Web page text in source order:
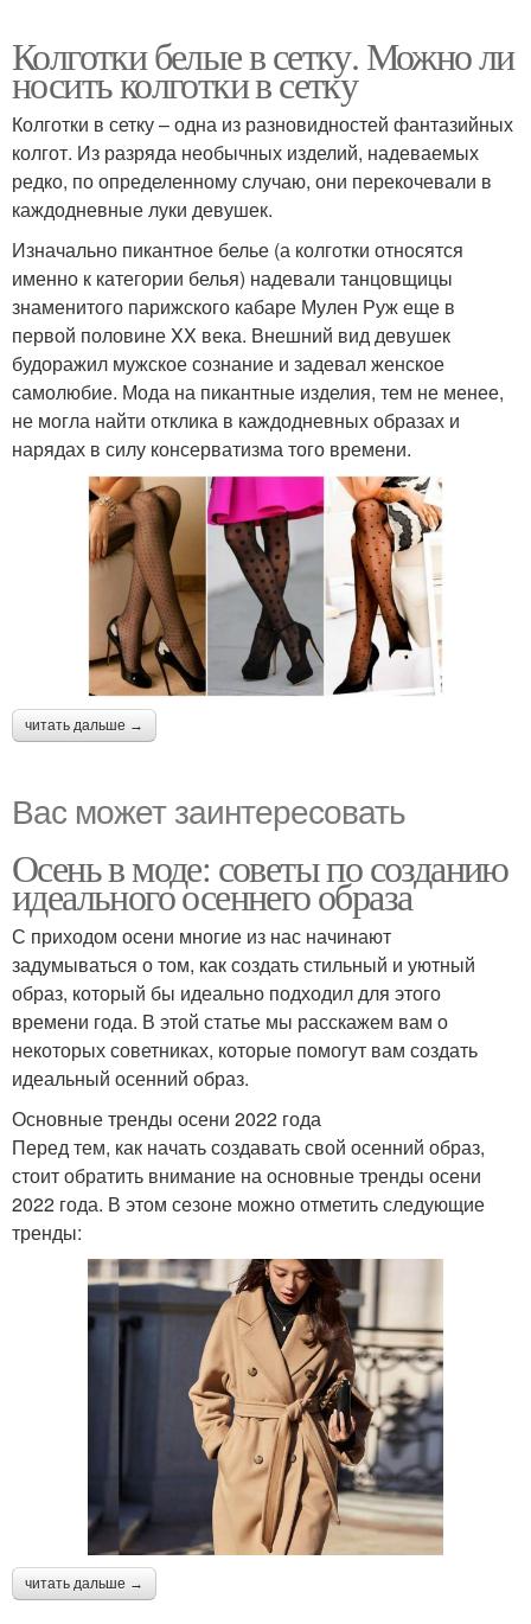
Колготки белые в сетку. Можно ли
носить колготки в сетку
Колготки в сетку – одна из разновидностей фантазийных
колгот. Из разряда необычных изделий, надеваемых
редко, по определенному случаю, они перекочевали в
каждодневные луки девушек.
Изначально пикантное белье (а колготки относятся
именно к категории белья) надевали танцовщицы
знаменитого парижского кабаре Мулен Руж еще в
первой половине XX века. Внешний вид девушек
будоражил мужское сознание и задевал женское
самолюбие. Мода на пикантные изделия, тем не менее,
не могла найти отклика в каждодневных образах и
нарядах в силу консерватизма того времени.
читать дальше →
Вас может заинтересовать
Осень в моде: советы по созданию
идеального осеннего образа
С приходом осени многие из нас начинают
задумываться о том, как создать стильный и уютный
образ, который бы идеально подходил для этого
времени года. В этой статье мы расскажем вам о
некоторых советниках, которые помогут вам создать
идеальный осенний образ.
Основные тренды осени 2022 года
Перед тем, как начать создавать свой осенний образ,
стоит обратить внимание на основные тренды осени
2022 года. В этом сезоне можно отметить следующие
тренды:
читать дальше →